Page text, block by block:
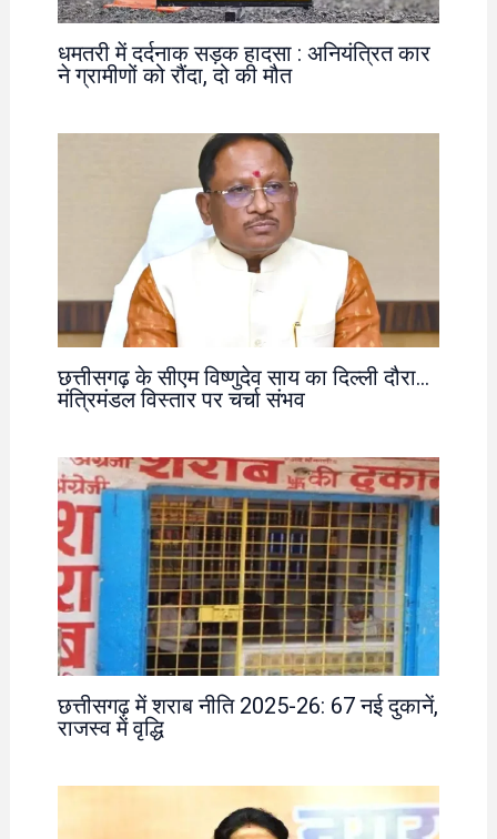
धमतरी में दर्दनाक सड़क हादसा : अनियंत्रित कार
ने ग्रामीणों को रौंदा, दो की मौत
छत्तीसगढ़ के सीएम विष्णुदेव साय का दिल्ली दौरा…
मंत्रिमंडल विस्तार पर चर्चा संभव
छत्तीसगढ़ में शराब नीति 2025-26: 67 नई दुकानें,
राजस्व में वृद्धि